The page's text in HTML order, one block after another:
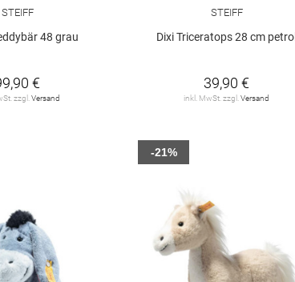
STEIFF
48 grau
€
zzgl.Versand
STEIFF
Dixi Triceratops 28 cm petrol
39,90 €
inkl. MwSt. zzgl.Versand
-21%